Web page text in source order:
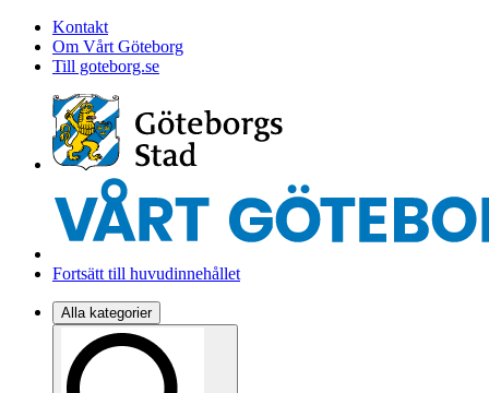
Kontakt
Om Vårt Göteborg
Till goteborg.se
Fortsätt till huvudinnehållet
Alla kategorier